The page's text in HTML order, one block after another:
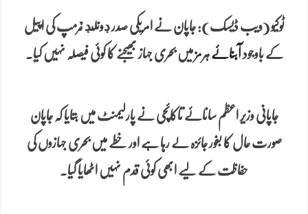
ٹوکیو (ویب ڈیسک): جاپان نے امریکی صدر ڊونلڊ ٽرمپ کی اپیل
کے باوجود آبنائےہرمز میں بحری جہاز بھیجنے کا کوئی فیصلہ نہیں کیا۔
جاپانی وزیر اعظم سانائے تاکائچی نے پارلیمنٹ میں بتایا کہ جاپان
صورت حال کا بغور جائزہ لے رہا ہے اور خطے میں بحری جہازوں کی
حفاظت کے لیے ابھی کوئی قدم نہیں اٹھایا گیا۔